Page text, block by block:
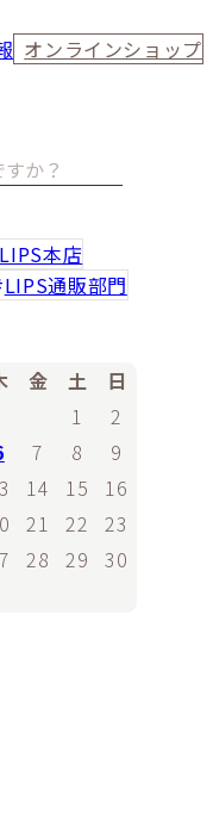
オンラインショップ
LIPS本店
LIPS通販部門
金 土
日
1
2
7 8
9
14 15
16
21 22
23
28 29
30